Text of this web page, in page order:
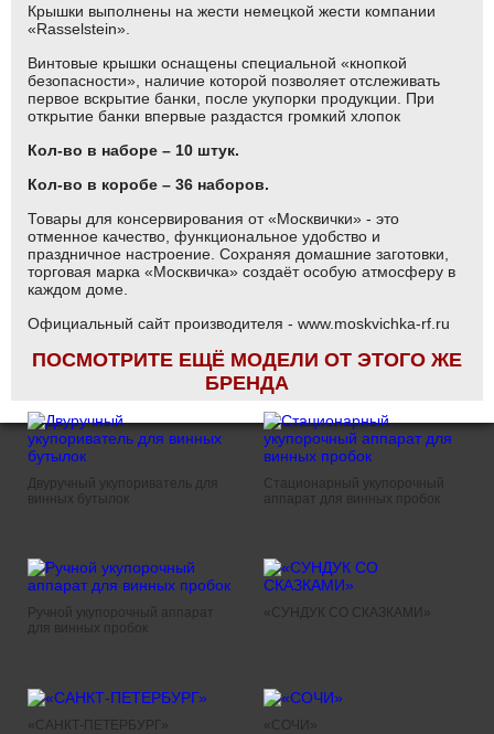
Крышки выполнены на жести немецкой жести компании
«Rasselstein».
Винтовые крышки оснащены специальной «кнопкой
безопасности», наличие которой позволяет отслеживать
первое вскрытие банки, после укупорки продукции. При
открытие банки впервые раздастся громкий хлопок
Кол-во в наборе – 10 штук.
Кол-во в коробе – 36 наборов.
Товары для консервирования от «Москвички» - это
отменное качество, функциональное удобство и
праздничное настроение. Сохраняя домашние заготовки,
торговая марка «Москвичка» создаёт особую атмосферу в
каждом доме.
Официальный сайт производителя - www.moskvichka-rf.ru
ПОСМОТРИТЕ ЕЩЁ МОДЕЛИ ОТ ЭТОГО ЖЕ
БРЕНДА
Двуручный укупориватель для
винных бутылок
Стационарный укупорочный
аппарат для винных пробок
Ручной укупорочный аппарат
для винных пробок
«СУНДУК СО СКАЗКАМИ»
«САНКТ-ПЕТЕРБУРГ» «СОЧИ»